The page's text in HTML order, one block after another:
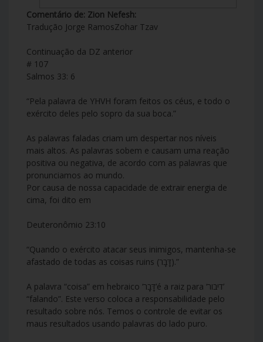
Comentário de: Zion Nefesh:
Tradução Jorge RamosZohar Tzav
Continuação da DZ anterior
# 107
Salmos 33: 6
“Pela palavra de YHVH foram feitos os céus, e todo o
exército deles pelo sopro da sua boca.”
As palavras faladas criam um despertar nos níveis
mais altos. As palavras sobem e causam uma reação
positiva ou negativa, de acordo com as palavras que
pronunciamos ao mundo.
Por causa de nossa capacidade de extrair energia de
cima, foi dito em
Deuteronômio 23:10
“Quando o exército atacar seus inimigos, mantenha-se
afastado de todas as coisas ruins (דָּבָר).”
A palavra “coisa” em hebraico ‘דָּבָר’é a raiz para ‘דיבור’
“falando”. Este verso coloca a responsabilidade pelo
resultado sobre nós. Temos o controle de evitar os
maus resultados usando palavras do lado puro.